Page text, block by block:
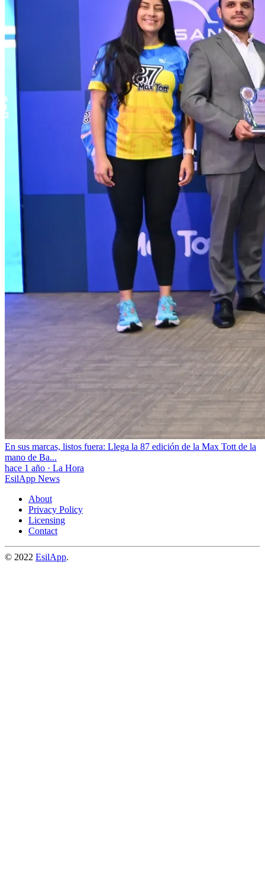
En sus marcas, listos fuera: Llega la 87 edición de la Max Tott de la
mano de Ba...
hace 1 año · La Hora
EsilApp News
About
Privacy Policy
Licensing
Contact
© 2022 EsilApp.